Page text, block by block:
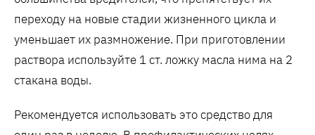
переходу на новые стадии жизненного цикла и
уменьшает их размножение. При приготовлении
раствора используйте 1 ст. ложку масла нима на 2
стакана воды.
Рекомендуется использовать это средство для